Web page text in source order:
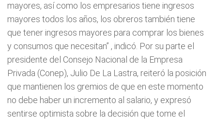
mayores, así como los empresarios tiene ingresos
mayores todos los años, los obreros también tiene
que tener ingresos mayores para comprar los bienes
y consumos que necesitan” , indicó. Por su parte el
presidente del Consejo Nacional de la Empresa
Privada (Conep), Julio De La Lastra, reiteró la posición
que mantienen los gremios de que en este momento
no debe haber un incremento al salario, y expresó
sentirse optimista sobre la decisión que tome el